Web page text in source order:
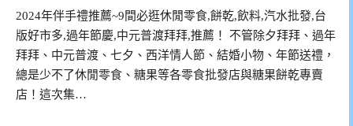
2024年伴手禮推薦~9間必逛休閒零食,餅乾,飲料,汽水批發,台
版好市多,過年節慶,中元普渡拜拜,推薦！ 不管除夕拜拜、過年
拜拜、中元普渡、七夕、西洋情人節、結婚小物、年節送禮，
總是少不了休閒零食、糖果等各零食批發店與糖果餅乾專賣
店！這次集…